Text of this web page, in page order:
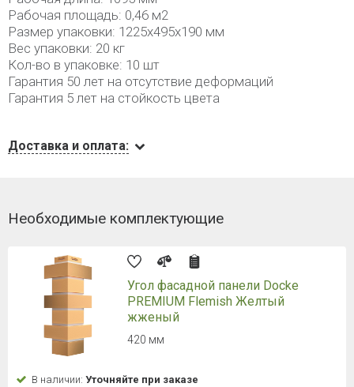
Рабочая площадь: 0,46 м2
Размер упаковки: 1225x495x190 мм
Вес упаковки: 20 кг
Кол-во в упаковке: 10 шт
Гарантия 50 лет на отсутствие деформаций
Гарантия 5 лет на стойкость цвета
Доставка и оплата:
Необходимые комплектующие
Угол фасадной панели Docke
PREMIUM Flemish Желтый
жженый
420 мм
В наличии: Уточняйте при заказе